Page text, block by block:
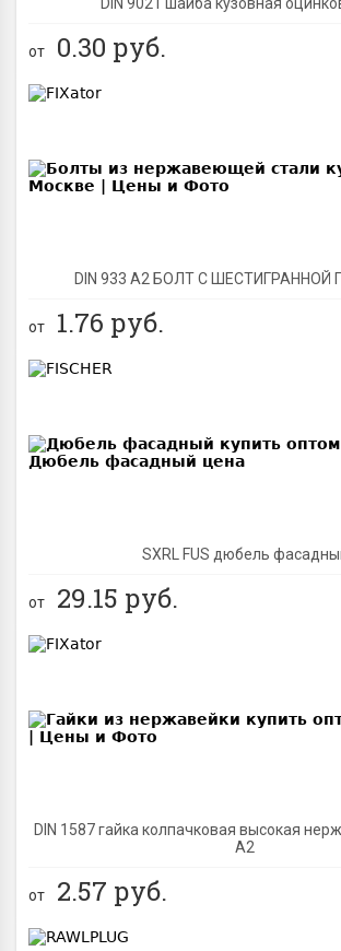
от 0.30 руб.
DIN 933 А2 БОЛТ С ШЕСТИГРАННОЙ
от 1.76 руб.
SXRL FUS дюбель
от 29.15 руб.
DIN 1587 гайка колпачковая высокая
А2
от 2.57 руб.